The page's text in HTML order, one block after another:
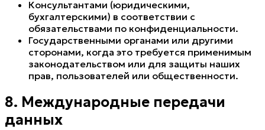
Консультантами (юридическими,
бухгалтерскими) в соответствии с
обязательствами по конфиденциальности.
Государственными органами или другими
сторонами, когда это требуется применимым
законодательством или для защиты наших
прав, пользователей или общественности.
8. Международные передачи
данных